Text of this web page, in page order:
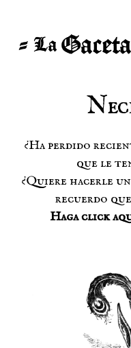
¿Ha perdido
que le
¿Quiere hacerle
recuerdo
Haga click